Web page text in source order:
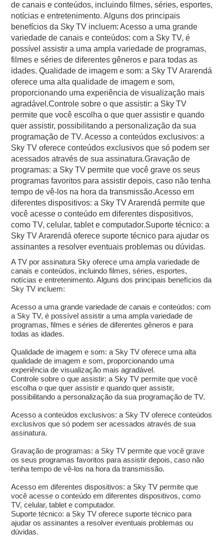
de canais e conteúdos, incluindo filmes, séries, esportes,
notícias e entretenimento. Alguns dos principais
benefícios da Sky TV incluem: Acesso a uma grande
variedade de canais e conteúdos: com a Sky TV, é
possível assistir a uma ampla variedade de programas,
filmes e séries de diferentes gêneros e para todas as
idades. Qualidade de imagem e som: a Sky TV Ararendá
oferece uma alta qualidade de imagem e som,
proporcionando uma experiência de visualização mais
agradável.Controle sobre o que assistir: a Sky TV
permite que você escolha o que quer assistir e quando
quer assistir, possibilitando a personalização da sua
programação de TV. Acesso a conteúdos exclusivos: a
Sky TV oferece conteúdos exclusivos que só podem ser
acessados através de sua assinatura.Gravação de
programas: a Sky TV permite que você grave os seus
programas favoritos para assistir depois, caso não tenha
tempo de vê-los na hora da transmissão.Acesso em
diferentes dispositivos: a Sky TV Ararendá permite que
você acesse o conteúdo em diferentes dispositivos,
como TV, celular, tablet e computador.Suporte técnico: a
Sky TV Ararendá oferece suporte técnico para ajudar os
assinantes a resolver eventuais problemas ou dúvidas.
A TV por assinatura Sky oferece uma ampla variedade de
canais e conteúdos, incluindo filmes, séries, esportes,
notícias e entretenimento. Alguns dos principais benefícios da
Sky TV incluem:
Acesso a uma grande variedade de canais e conteúdos: com
a Sky TV, é possível assistir a uma ampla variedade de
programas, filmes e séries de diferentes gêneros e para
todas as idades.
Qualidade de imagem e som: a Sky TV oferece uma alta
qualidade de imagem e som, proporcionando uma
experiência de visualização mais agradável.
Controle sobre o que assistir: a Sky TV permite que você
escolha o que quer assistir e quando quer assistir,
possibilitando a personalização da sua programação de TV.
Acesso a conteúdos exclusivos: a Sky TV oferece conteúdos
exclusivos que só podem ser acessados através de sua
assinatura.
Gravação de programas: a Sky TV permite que você grave
os seus programas favoritos para assistir depois, caso não
tenha tempo de vê-los na hora da transmissão.
Acesso em diferentes dispositivos: a Sky TV permite que
você acesse o conteúdo em diferentes dispositivos, como
TV, celular, tablet e computador.
Suporte técnico: a Sky TV oferece suporte técnico para
ajudar os assinantes a resolver eventuais problemas ou
dúvidas.